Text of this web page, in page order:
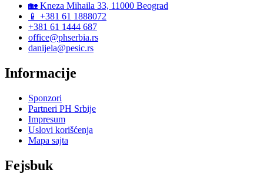
🏡 Kneza Mihaila 33, 11000 Beograd
📱 +381 61 1888072
+381 61 1444 687
office@phserbia.rs
danijela@pesic.rs
Informacije
Sponzori
Partneri PH Srbije
Impresum
Uslovi korišćenja
Mapa sajta
Fejsbuk